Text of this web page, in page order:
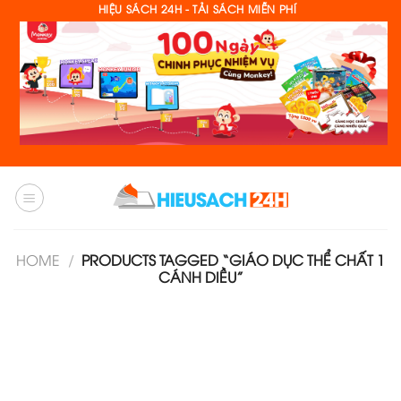
content
HIỆU SÁCH 24H - TẢI SÁCH MIỄN PHÍ
HOME / PRODUCTS TAGGED “GIÁO DỤC THỂ CHẤT 1
CÁNH DIỀU”